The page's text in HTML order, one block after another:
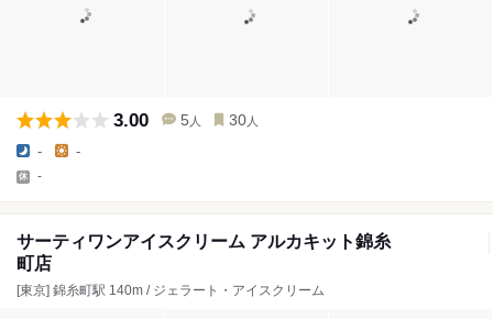
3.00 5 人 30 人
- -
-
サーティワンアイスクリーム アルカキット錦糸
町店
[東京] 錦糸町駅 140m / ジェラート・アイスクリーム